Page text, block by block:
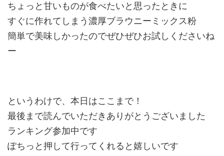
ちょっと甘いものが食べたいと思ったときに
すぐに作れてしまう濃厚ブラウニーミックス粉
簡単で美味しかったのでぜひぜひお試しくださいね
ー
というわけで、本日はここまで！
最後まで読んでいただきありがとうございました
ランキング参加中です
ぽちっと押して行ってくれると嬉しいです